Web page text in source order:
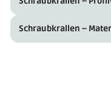
Schraubkrallen –